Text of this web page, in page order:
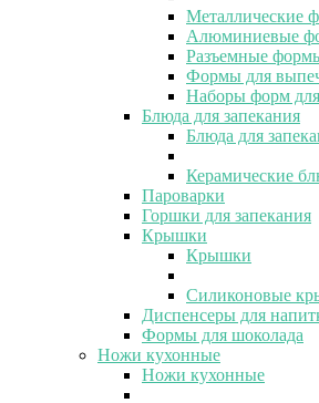
Металлические
Алюминиевые
Разъемные
Формы для
Наборы форм
Блюда для запекания
Блюда для
Керамические
Пароварки
Горшки для запекания
Крышки
Крышки
Силиконовые
Диспенсеры для
Формы для шоколада
Ножи кухонные
Ножи кухонные